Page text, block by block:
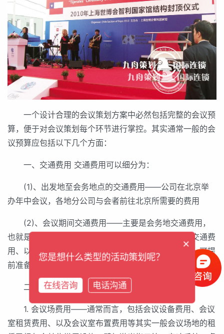
一个设计合理的会议策划方案中必然包括完整的会议预
算，便于对会议策划每个环节进行掌控。其实通常一般的会
议预算应包括以下几个方面：
一、交通费用 交通费用可以细分为：
(1)、出发地至会务地点的交通费用——公司在北京举
办年中会议，各地分公司与会者前往北京所需要的费用
(2)、会议期间交通费用——主要是会务地交通费用，
也就是在北京会议期间，从住宿地至会议召开地点的交通费
用、以及会议召开地点到餐饮地点的交通。这些费用，可提
前准备，与当地租车公司，会议期间出行全权交由他们负责
二、会议室/厅费用
1. 会议场费用——通常而言，包括会议设备费用、会议
室租赁费用、以及会议室布置费用等其实一般会议场地的租
×
您是想什么类型的活动策划呢？
在线咨询 电话沟通